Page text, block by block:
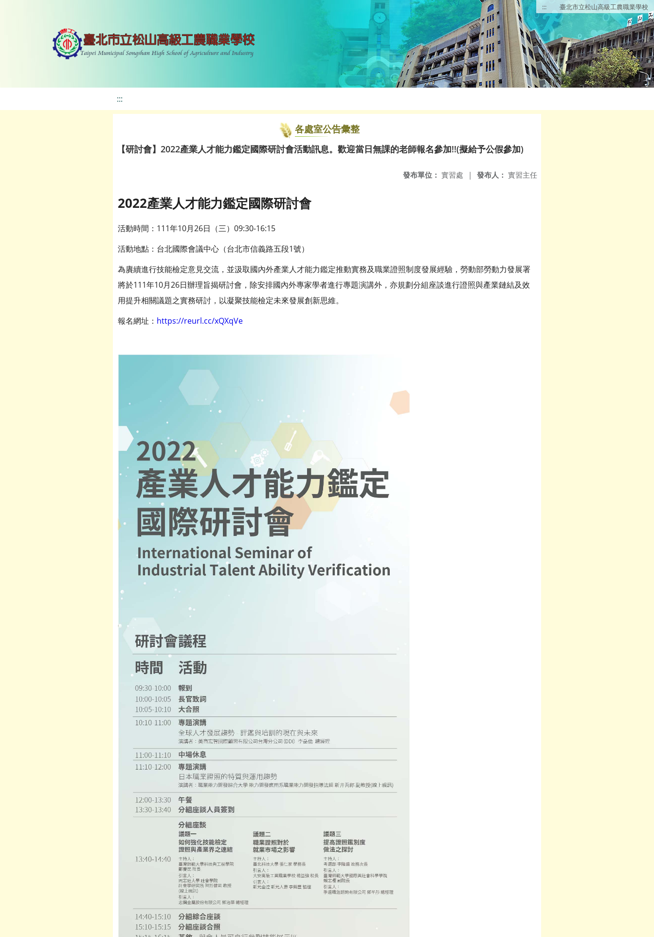
::: 臺北市立松山高級工農職業學校
:::
各處室公告彙整
【研討會】2022產業人才能力鑑定國際研討會活動訊息。歡迎當日無課的老師報名參加!!(擬給予公假參加)
發布人： 實習主任
發布單位： 實習處 |
2022產業人才能力鑑定國際研討會
活動時間：111年10月26日（三）09:30-16:15
活動地點：台北國際會議中心（台北市信義路五段1號）
為賡續進行技能檢定意見交流，並汲取國內外產業人才能力鑑定推動實務及職業證照制度發展經驗，勞動部勞動力發展署
將於111年10月26日辦理旨揭研討會，除安排國內外專家學者進行專題演講外，亦規劃分組座談進行證照與產業鏈結及效
用提升相關議題之實務研討，以凝聚技能檢定未來發展創新思維。
報名網址： https://reurl.cc/xQXqVe